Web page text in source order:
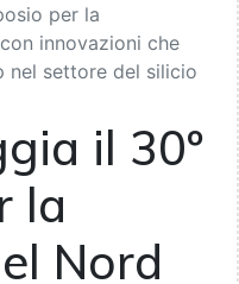
per la
innovazioni che
nel settore del silicio
il 30º
la
Nord